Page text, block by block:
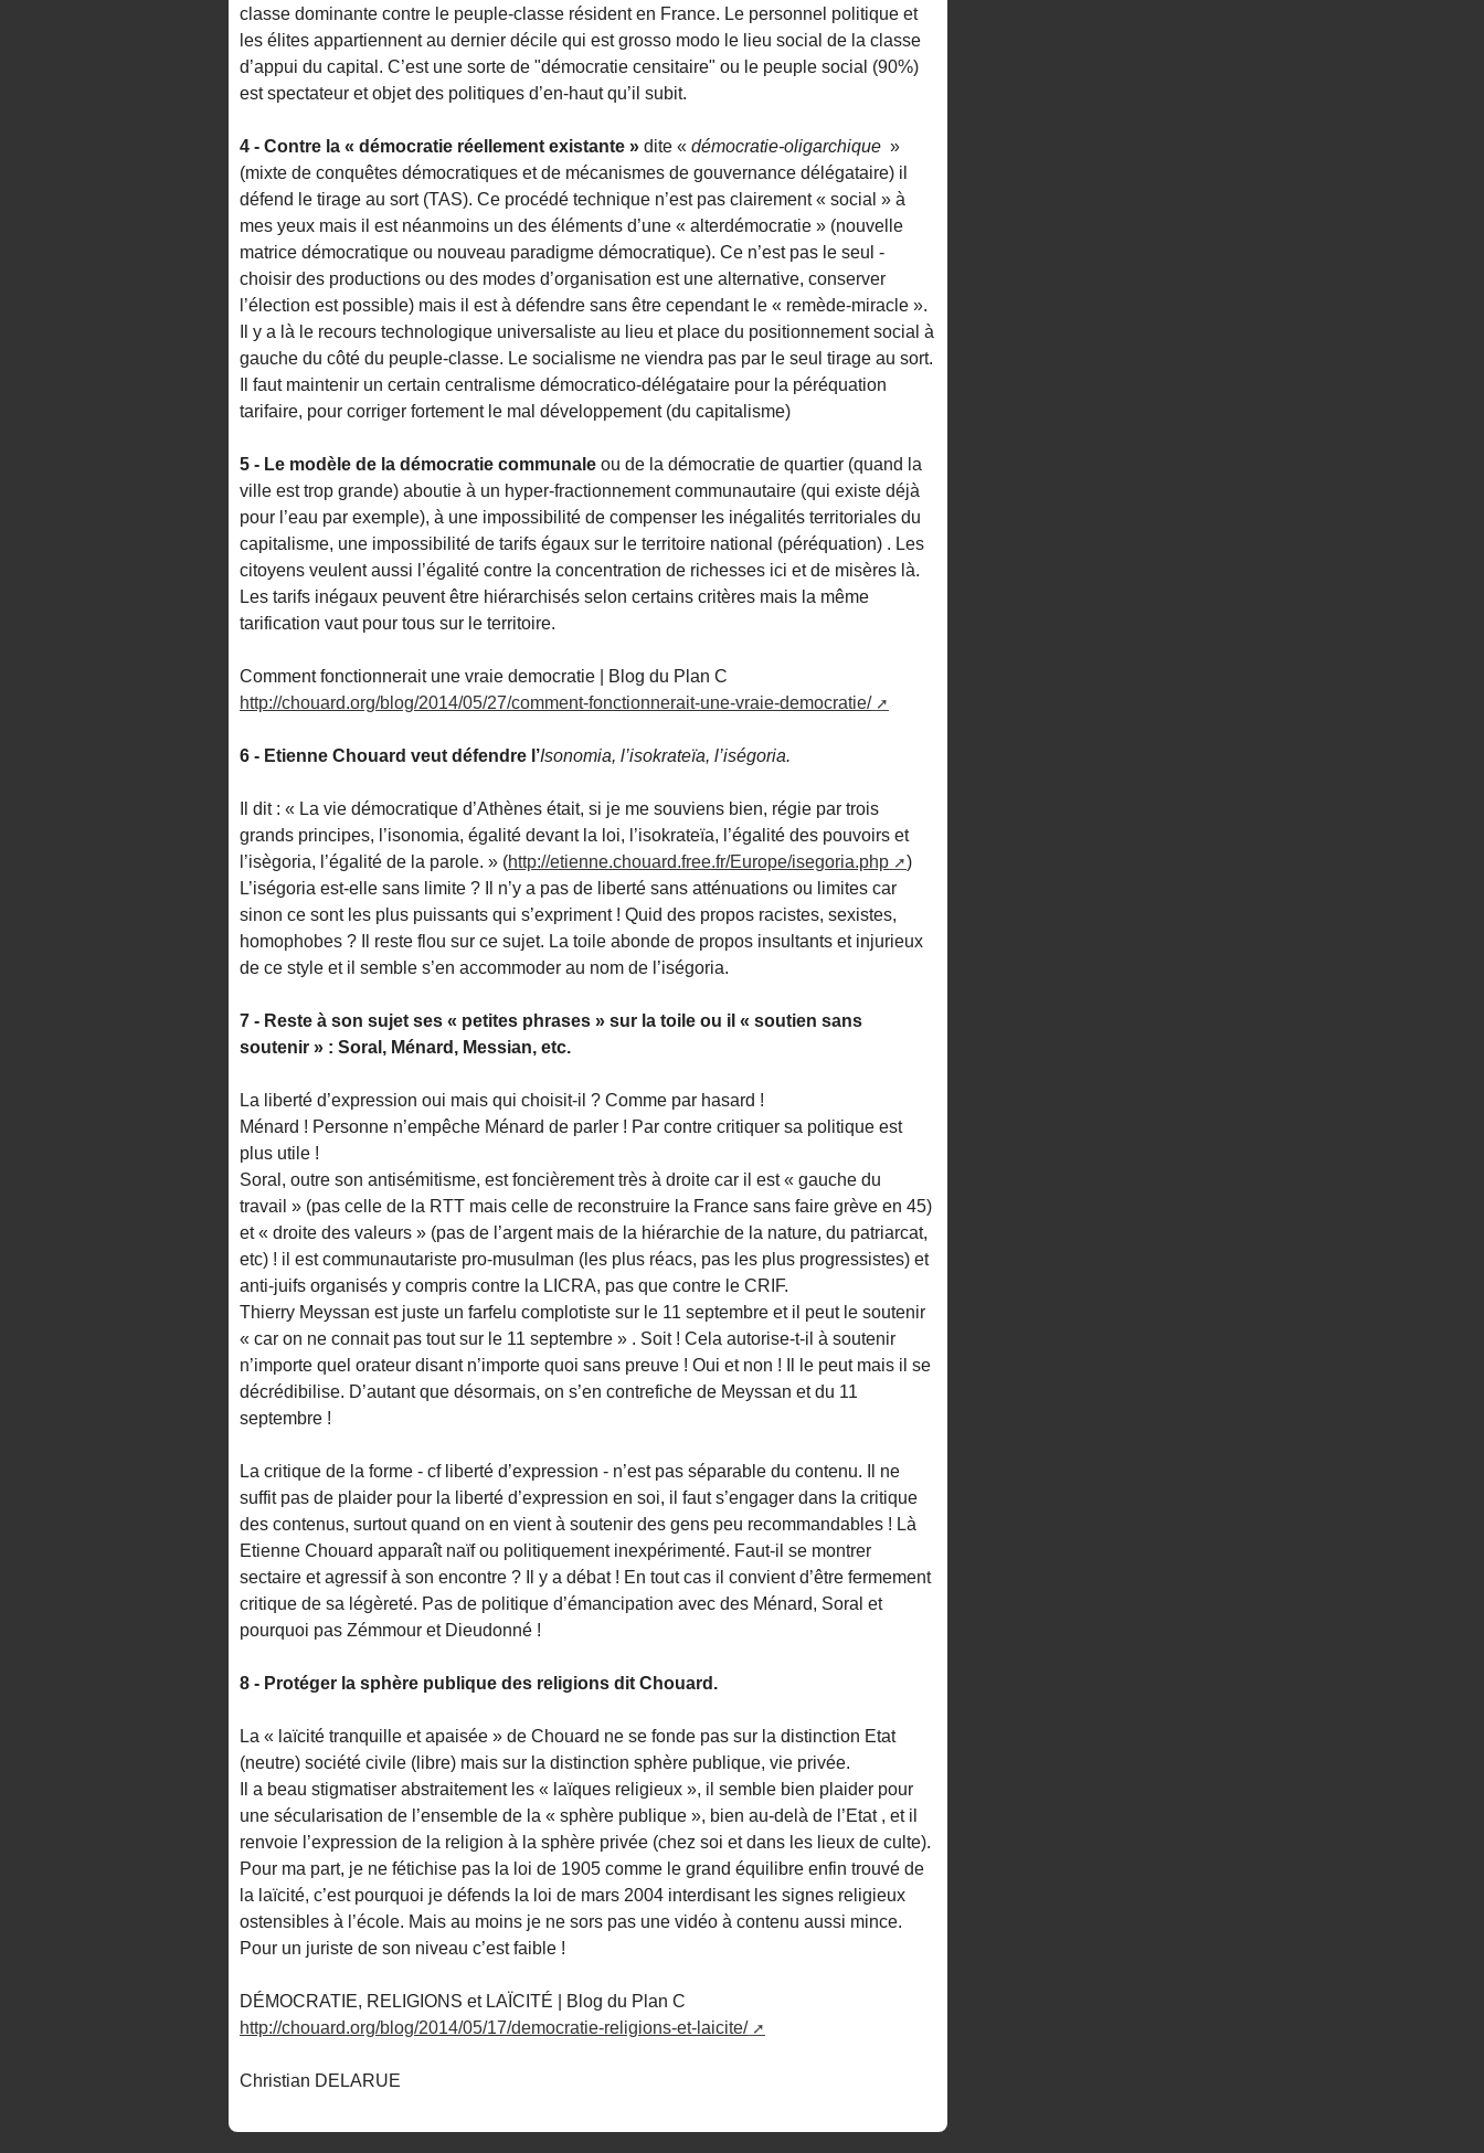
classe dominante contre le peuple-classe résident en France. Le personnel politique et
les élites appartiennent au dernier décile qui est grosso modo le lieu social de la classe
d’appui du capital. C’est une sorte de "démocratie censitaire" ou le peuple social (90%)
est spectateur et objet des politiques d’en-haut qu’il subit.
4 - Contre la « démocratie réellement existante » dite « démocratie-oligarchique »
(mixte de conquêtes démocratiques et de mécanismes de gouvernance délégataire) il
défend le tirage au sort (TAS). Ce procédé technique n’est pas clairement « social » à
mes yeux mais il est néanmoins un des éléments d’une « alterdémocratie » (nouvelle
matrice démocratique ou nouveau paradigme démocratique). Ce n’est pas le seul -
choisir des productions ou des modes d’organisation est une alternative, conserver
l’élection est possible) mais il est à défendre sans être cependant le « remède-miracle ».
Il y a là le recours technologique universaliste au lieu et place du positionnement social à
gauche du côté du peuple-classe. Le socialisme ne viendra pas par le seul tirage au sort.
Il faut maintenir un certain centralisme démocratico-délégataire pour la péréquation
tarifaire, pour corriger fortement le mal développement (du capitalisme)
5 - Le modèle de la démocratie communale ou de la démocratie de quartier (quand la
ville est trop grande) aboutie à un hyper-fractionnement communautaire (qui existe déjà
pour l’eau par exemple), à une impossibilité de compenser les inégalités territoriales du
capitalisme, une impossibilité de tarifs égaux sur le territoire national (péréquation) . Les
citoyens veulent aussi l’égalité contre la concentration de richesses ici et de misères là.
Les tarifs inégaux peuvent être hiérarchisés selon certains critères mais la même
tarification vaut pour tous sur le territoire.
Comment fonctionnerait une vraie democratie | Blog du Plan C
http://chouard.org/blog/2014/05/27/comment-fonctionnerait-une-vraie-democratie/
6 - Etienne Chouard veut défendre l’Isonomia, l’isokrateïa, l’iségoria.
Il dit : « La vie démocratique d’Athènes était, si je me souviens bien, régie par trois
grands principes, l’isonomia, égalité devant la loi, l’isokrateïa, l’égalité des pouvoirs et
l’isègoria, l’égalité de la parole. » (http://etienne.chouard.free.fr/Europe/isegoria.php
)
L’iségoria est-elle sans limite ? Il n’y a pas de liberté sans atténuations ou limites car
sinon ce sont les plus puissants qui s’expriment ! Quid des propos racistes, sexistes,
homophobes ? Il reste flou sur ce sujet. La toile abonde de propos insultants et injurieux
de ce style et il semble s’en accommoder au nom de l’iségoria.
7 - Reste à son sujet ses « petites phrases » sur la toile ou il « soutien sans
soutenir » : Soral, Ménard, Messian, etc.
La liberté d’expression oui mais qui choisit-il ? Comme par hasard !
Ménard ! Personne n’empêche Ménard de parler ! Par contre critiquer sa politique est
plus utile !
Soral, outre son antisémitisme, est foncièrement très à droite car il est « gauche du
travail » (pas celle de la RTT mais celle de reconstruire la France sans faire grève en 45)
et « droite des valeurs » (pas de l’argent mais de la hiérarchie de la nature, du patriarcat,
etc) ! il est communautariste pro-musulman (les plus réacs, pas les plus progressistes) et
anti-juifs organisés y compris contre la LICRA, pas que contre le CRIF.
Thierry Meyssan est juste un farfelu complotiste sur le 11 septembre et il peut le soutenir
« car on ne connait pas tout sur le 11 septembre » . Soit ! Cela autorise-t-il à soutenir
n’importe quel orateur disant n’importe quoi sans preuve ! Oui et non ! Il le peut mais il se
décrédibilise. D’autant que désormais, on s’en contrefiche de Meyssan et du 11
septembre !
La critique de la forme - cf liberté d’expression - n’est pas séparable du contenu. Il ne
suffit pas de plaider pour la liberté d’expression en soi, il faut s’engager dans la critique
des contenus, surtout quand on en vient à soutenir des gens peu recommandables ! Là
Etienne Chouard apparaît naïf ou politiquement inexpérimenté. Faut-il se montrer
sectaire et agressif à son encontre ? Il y a débat ! En tout cas il convient d’être fermement
critique de sa légèreté. Pas de politique d’émancipation avec des Ménard, Soral et
pourquoi pas Zémmour et Dieudonné !
8 - Protéger la sphère publique des religions dit Chouard.
La « laïcité tranquille et apaisée » de Chouard ne se fonde pas sur la distinction Etat
(neutre) société civile (libre) mais sur la distinction sphère publique, vie privée.
Il a beau stigmatiser abstraitement les « laïques religieux », il semble bien plaider pour
une sécularisation de l’ensemble de la « sphère publique », bien au-delà de l’Etat , et il
renvoie l’expression de la religion à la sphère privée (chez soi et dans les lieux de culte).
Pour ma part, je ne fétichise pas la loi de 1905 comme le grand équilibre enfin trouvé de
la laïcité, c’est pourquoi je défends la loi de mars 2004 interdisant les signes religieux
ostensibles à l’école. Mais au moins je ne sors pas une vidéo à contenu aussi mince.
Pour un juriste de son niveau c’est faible !
DÉMOCRATIE, RELIGIONS et LAÏCITÉ | Blog du Plan C
http://chouard.org/blog/2014/05/17/democratie-religions-et-laicite/
Christian DELARUE